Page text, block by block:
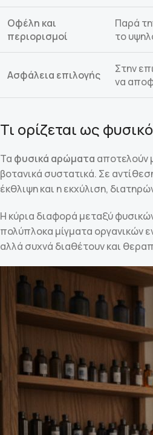
Οφέλη και
περιορισμοί
Παρά
το
Ασφάλεια επιλογής
Στην
να
Τι ορίζεται ως
Τα φυσικά αρώματα αποτελούν
βοτανικά συστατικά. Σε
έκθλιψη και η εκχύλιση,
Η κύρια διαφορά μεταξύ
πολύπλοκα μίγματα οργανικών
αλλά συχνά διαθέτουν και